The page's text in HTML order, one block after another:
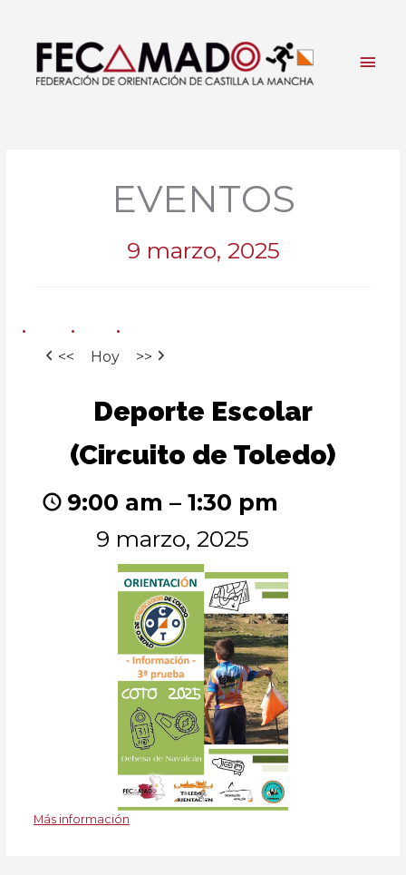
contenido
EVENTOS
9 marzo, 2025
<< Hoy >>
Deporte Escolar
(Circuito de Toledo)
9:00 am – 1:30 pm
9 marzo, 2025
Más información